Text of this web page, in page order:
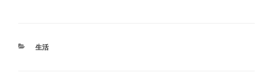
カ
生活